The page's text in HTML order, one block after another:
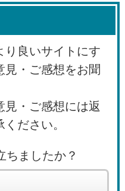
り良いサイトにす
見・ご感想をお聞
見・ご感想には返
ださい。
ちましたか？